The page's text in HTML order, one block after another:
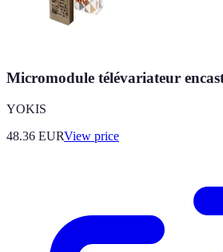
Micromodule télévariateur
YOKIS
48.36 EURView price